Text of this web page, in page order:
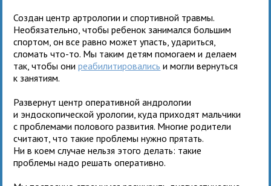
Создан центр артрологии и спортивной травмы.
Необязательно, чтобы ребенок занимался большим
спортом, он все равно может упасть, удариться,
сломать что-то. Мы таким детям помогаем и делаем
так, чтобы ониреабилитировались и могли вернуться
к занятиям.
Развернут центр оперативной андрологии
и эндоскопической урологии, куда приходят мальчики
с проблемами полового развития. Многие родители
считают, что такие проблемы нужно прятать.
Ни в коем случае нельзя этого делать: такие
проблемы надо решать оперативно.